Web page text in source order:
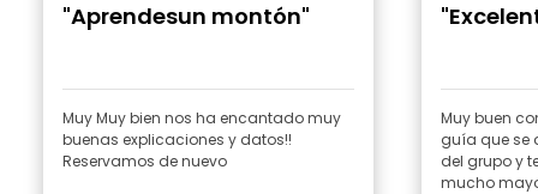
"Aprendesun montón"
Muy Muy bien nos ha encantado muy
buenas explicaciones y datos!!
Reservamos de nuevo
Muy buen
guía que se
del grupo y
mucho